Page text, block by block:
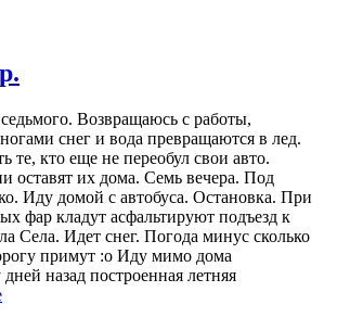
Возвращаюсь с работы,
снег и вода превращаются в лед.
те, кто еще не переобул свои авто.
оставят их дома. Семь вечера. Под
Иду домой с автобуса. Остановка. При
фар кладут асфальтируют подъезд к
Села. Идет снег. Погода минус сколько
примут :o Иду мимо дома
назад построенная летняя